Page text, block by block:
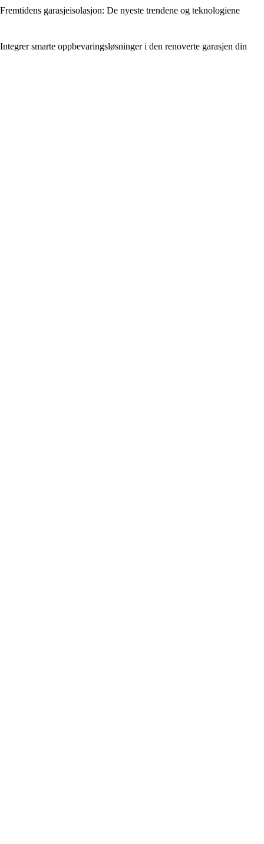
Fremtidens garasjeisolasjon: De nyeste trendene og teknologiene
Integrer smarte oppbevaringsløsninger i den renoverte garasjen din